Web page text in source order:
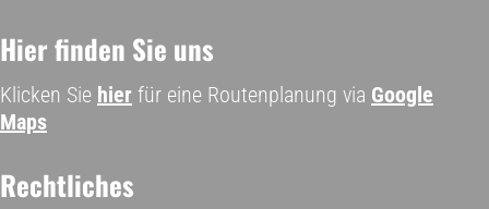
Hier finden Sie uns
Klicken Sie hier für eine Routenplanung via Google
Maps
Rechtliches